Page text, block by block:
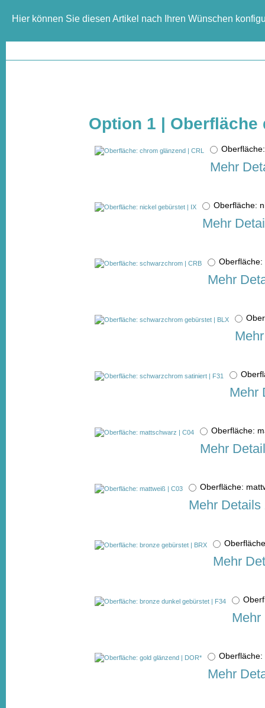
Hier können Sie diesen Artikel nach Ihren Wünschen
Option 1 |
Mehr
Oberfläche:
Mehr
Mehr
Mehr
Oberfläche:
Mehr
Oberfläche:
Mehr
Mehr
Mehr
Mehr